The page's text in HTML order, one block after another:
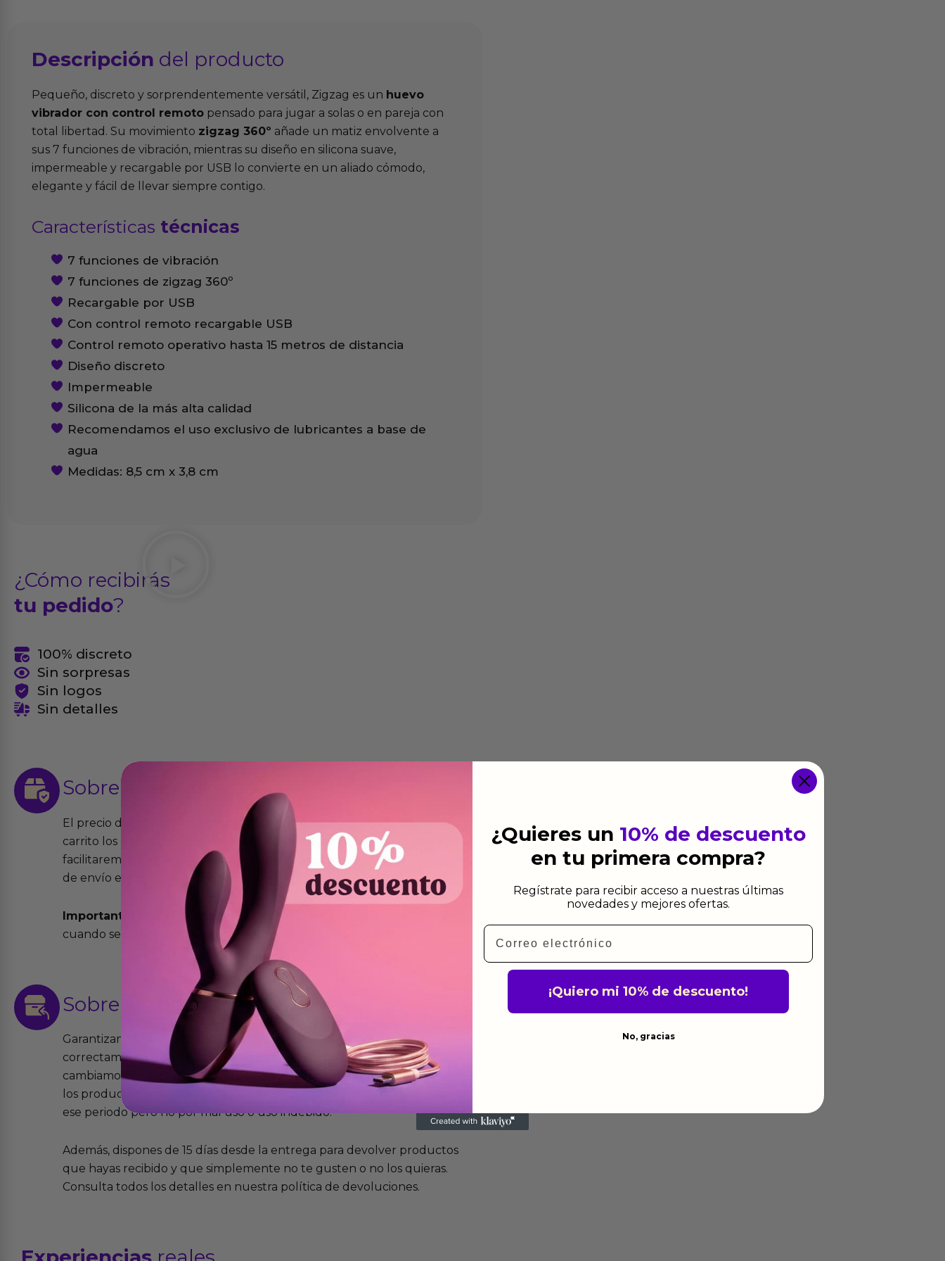
Descripción del producto
Pequeño, discreto y sorprendentemente versátil, Zigzag es un huevo
vibrador con control remoto pensado para jugar a solas o en pareja con
total libertad. Su movimiento zigzag 360º añade un matiz envolvente a
sus 7 funciones de vibración, mientras su diseño en silicona suave,
impermeable y recargable por USB lo convierte en un aliado cómodo,
elegante y fácil de llevar siempre contigo.
Características técnicas
7 funciones de vibración
7 funciones de zigzag 360º
Recargable por USB
Con control remoto recargable USB
Control remoto operativo hasta 15 metros de distancia
Diseño discreto
Impermeable
Silicona de la más alta calidad
Recomendamos el uso exclusivo de lubricantes a base de
agua
Medidas: 8,5 cm x 3,8 cm
¿Cómo recibirás
tu pedido?
100% discreto
Sin sorpresas
Sin logos
Sin detalles
Sobre el
El precio del transporte se calcula de forma automática añadiendo al
carrito los productos que desees comprar y la dirección de envio. Te
facilitaremos el precio exacto del transporte dependiendo de la agencia
de envío elegida y el modo.
Importante:
Todos los pedidos son expedidos el mismo dia siempre y
cuando se cursen antes de las 13:00 horas y en días laborables.
Sobre las devoluciones
Garantizamos que los productos que vendemos funcionan
correctamente y que si tienen algún defecto de fabricación te lo
cambiamos sin costo alguno. La ley de 2 años de garantía significa que
los productos tienen garantía contra defectos de fabricación durante
ese periodo pero no por mal uso o uso indebido.
Además, dispones de 15 días desde la entrega para devolver productos
que hayas recibido y que simplemente no te gusten o no los quieras.
Consulta todos los detalles en nuestra política de devoluciones.
¿Quieres un 10% de descuento
en tu primera compra?
Regístrate para recibir acceso a nuestras últimas
novedades y mejores ofertas.
Email
¡Quiero mi 10% de descuento!
No, gracias